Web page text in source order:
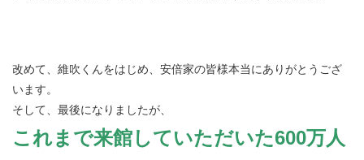
改めて、維吹くんをはじめ、安倍家の皆様本当にありがとうござ
います。
そして、最後になりましたが、
これまで来館していただいた600万人